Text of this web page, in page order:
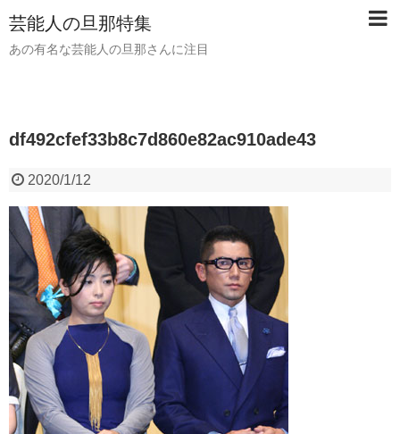
芸能人の旦那特集
あの有名な芸能人の旦那さんに注目
df492cfef33b8c7d860e82ac910ade43
2020/1/12